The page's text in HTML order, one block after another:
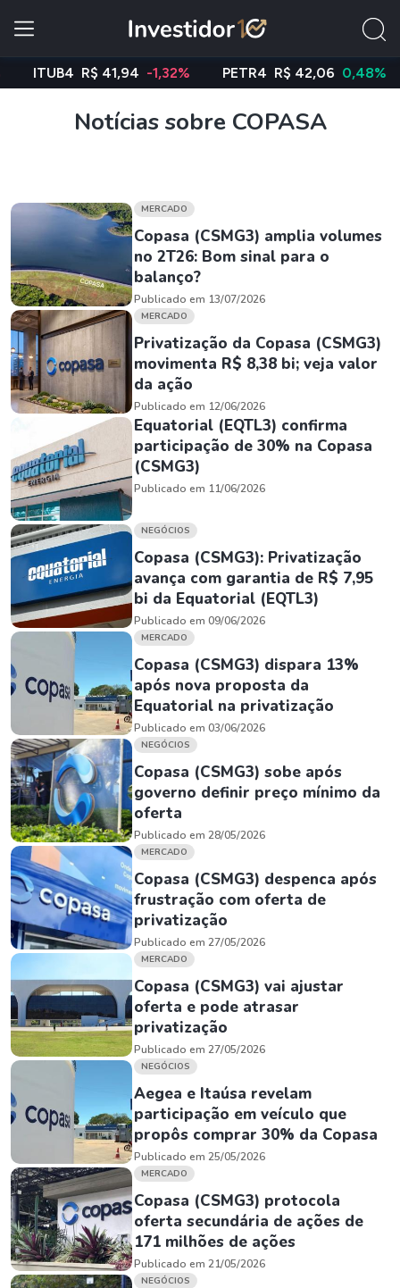
ITUB4 R$ 41,94 -1,32% PETR4 R$ 42,06 0,48%
Notícias sobre COPASA
MERCADO
Copasa (CSMG3) amplia volumes
no 2T26: Bom sinal para o
balanço?
Publicado em 13/07/2026
MERCADO
Privatização da Copasa (CSMG3)
movimenta R$ 8,38 bi; veja valor
da ação
Publicado em 12/06/2026
Equatorial (EQTL3) confirma
participação de 30% na Copasa
(CSMG3)
Publicado em 11/06/2026
NEGÓCIOS
Copasa (CSMG3): Privatização
avança com garantia de R$ 7,95
bi da Equatorial (EQTL3)
Publicado em 09/06/2026
MERCADO
Copasa (CSMG3) dispara 13%
após nova proposta da
Equatorial na privatização
Publicado em 03/06/2026
NEGÓCIOS
Copasa (CSMG3) sobe após
governo definir preço mínimo da
oferta
Publicado em 28/05/2026
MERCADO
Copasa (CSMG3) despenca após
frustração com oferta de
privatização
Publicado em 27/05/2026
MERCADO
Copasa (CSMG3) vai ajustar
oferta e pode atrasar
privatização
Publicado em 27/05/2026
NEGÓCIOS
Aegea e Itaúsa revelam
participação em veículo que
propôs comprar 30% da Copasa
Publicado em 25/05/2026
MERCADO
Copasa (CSMG3) protocola
oferta secundária de ações de
171 milhões de ações
Publicado em 21/05/2026
NEGÓCIOS